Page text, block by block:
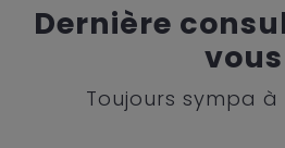
Dernière
vous
Toujours sympa à